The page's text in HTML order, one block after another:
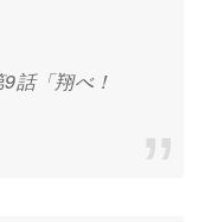
話「翔べ！